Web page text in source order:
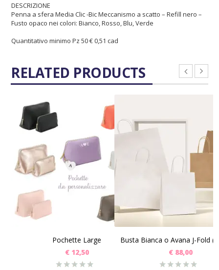
DESCRIZIONE
Penna a sfera Media Clic -Bic Meccanismo a scatto – Refill nero –
Fusto opaco nei colori: Bianco, Rosso, Blu, Verde
Quantitativo minimo Pz 50 € 0,51 cad
RELATED PRODUCTS
SCEGLIPochette Large
€12,50
SCEGLI
€88,00